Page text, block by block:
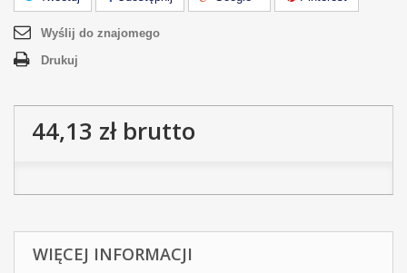
Wyślij do znajomego
Drukuj
44,13 złbrutto
WIĘCEJ INFORMACJI